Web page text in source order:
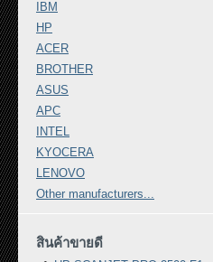
IBM
HP
ACER
BROTHER
ASUS
APC
INTEL
KYOCERA
LENOVO
Other manufacturers...
สินค้าขายดี